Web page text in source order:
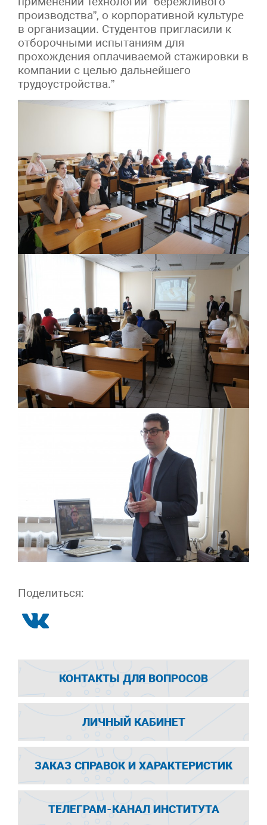
производства”, о корпоративной культуре
в организации. Студентов пригласили к
отборочными испытаниям для
прохождения оплачиваемой стажировки в
компании с целью дальнейшего
трудоустройства.”
Поделиться:
КОНТАКТЫ ДЛЯ ВОПРОСОВ
ЛИЧНЫЙ КАБИНЕТ
ЗАКАЗ СПРАВОК И ХАРАКТЕРИСТИК
ТЕЛЕГРАМ-КАНАЛ ИНСТИТУТА